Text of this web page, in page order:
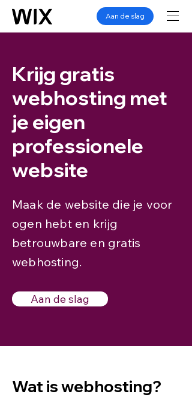
Aan de slag
Krijg gratis
webhosting met
je eigen
professionele
website
Maak de website die je voor
ogen hebt en krijg
betrouwbare en gratis
webhosting.
Aan de slag
Wat is webhosting?